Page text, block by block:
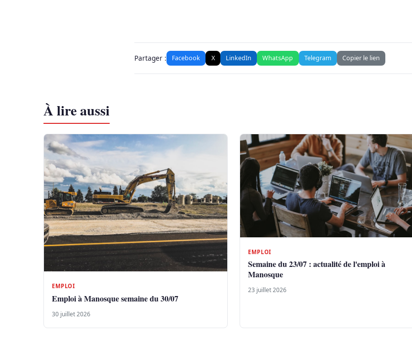
Partager : Facebook X LinkedIn WhatsApp Telegram Copier le lien
À lire aussi
EMPLOI
Emploi à Manosque semaine du 30/07
30 juillet 2026
EMPLOI
Semaine du 23/07 : actualité de l'emploi à
Manosque
23 juillet 2026